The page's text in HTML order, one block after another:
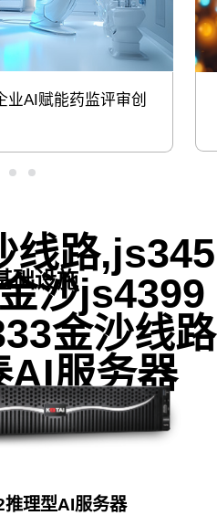
业AI赋能药监评审创
础设施
线路,js345
沙js4399
金沙线路
AI服务器
理型AI服务器